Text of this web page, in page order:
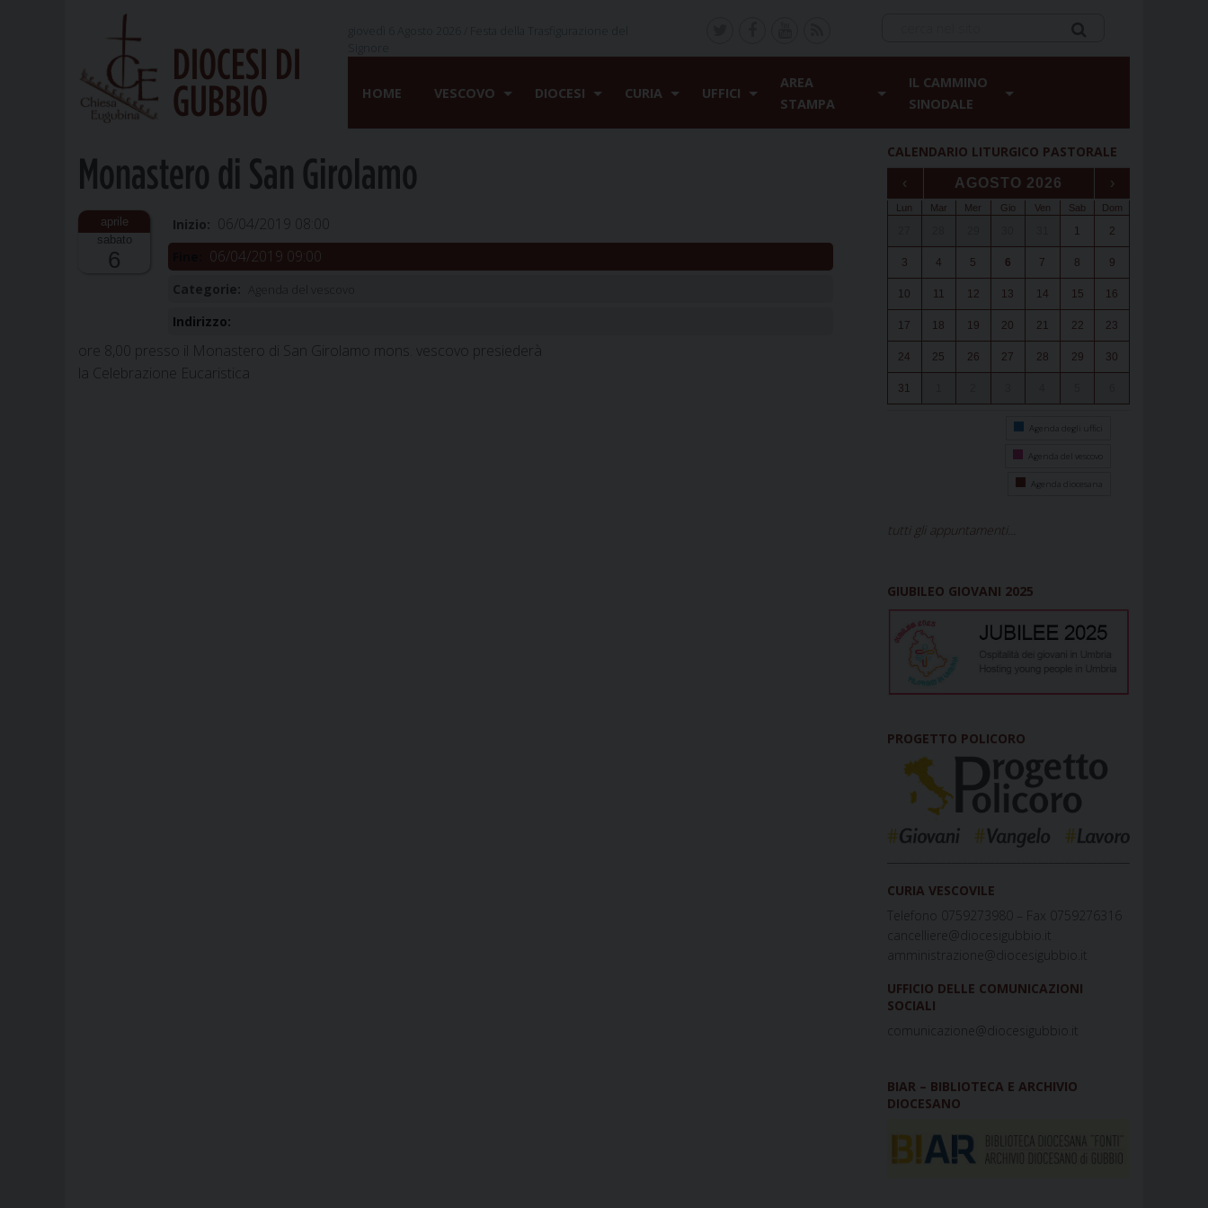
DIOCESI DI
GUBBIO
HOME VESCOVO DIOCESI CURIA UFFICI
AREA
STAMPA
IL CAMMINO
SINODALE
Monastero di San Girolamo
sabato
6
Inizio: 06/04/2019 08:00
06/04/2019 09:00
Categorie:
Indirizzo:
ore 8,00 presso il Monastero di San Girolamo mons. vescovo presiederà
la Celebrazione Eucaristica
CALENDARIO LITURGICO PASTORALE
‹ AGOSTO 2026 ›
Lun Mar Mer Gio Ven Sab Dom
1 2
3 4 5 6 7 8 9
10 11 12 13 14 15 16
17 18 19 20 21 22 23
24 25 26 27 28 29 30
31
Agenda degli uffici
Agenda del vescovo
Agenda diocesana
tutti gli appuntamenti...
GIUBILEO GIOVANI 2025
PROGETTO POLICORO
CURIA VESCOVILE
Telefono 0759273980 – Fax 0759276316
cancelliere@diocesigubbio.it
amministrazione@diocesigubbio.it
UFFICIO DELLE COMUNICAZIONI
SOCIALI
comunicazione@diocesigubbio.it
BIAR – BIBLIOTECA E ARCHIVIO
DIOCESANO